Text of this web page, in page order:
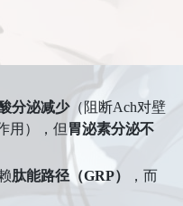
分泌减少​（阻断Ach对壁
用），但 胃泌素分泌不
肽能路径（GRP）​
，而